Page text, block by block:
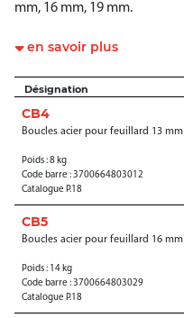
mm, 16 mm, 19 mm.
en savoir plus
Désignation
CB4
Boucles acier pour feuillard 13 mm
Poids : 8 kg
Code barre : 3700664803012
Catalogue P.18
CB5
Boucles acier pour feuillard 16 mm
Poids : 14 kg
Code barre : 3700664803029
Catalogue P.18